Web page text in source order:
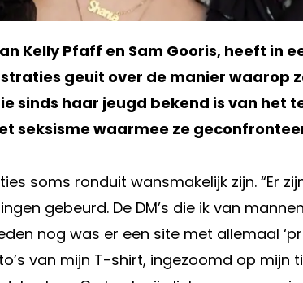
Kelly Pfaff en Sam Gooris, heeft in
geuit over de manier waarop
sinds haar jeugd bekend is van het
seksisme waarmee ze
soms ronduit wansmakelijk zijn. “Er
gebeurd. De DM’s die ik van
nog was er een site met allemaal
van mijn T-shirt, ingezoomd op mijn